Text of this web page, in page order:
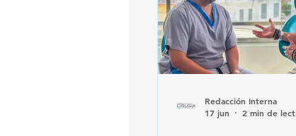
Redacción Interna
17 jun
2 min de